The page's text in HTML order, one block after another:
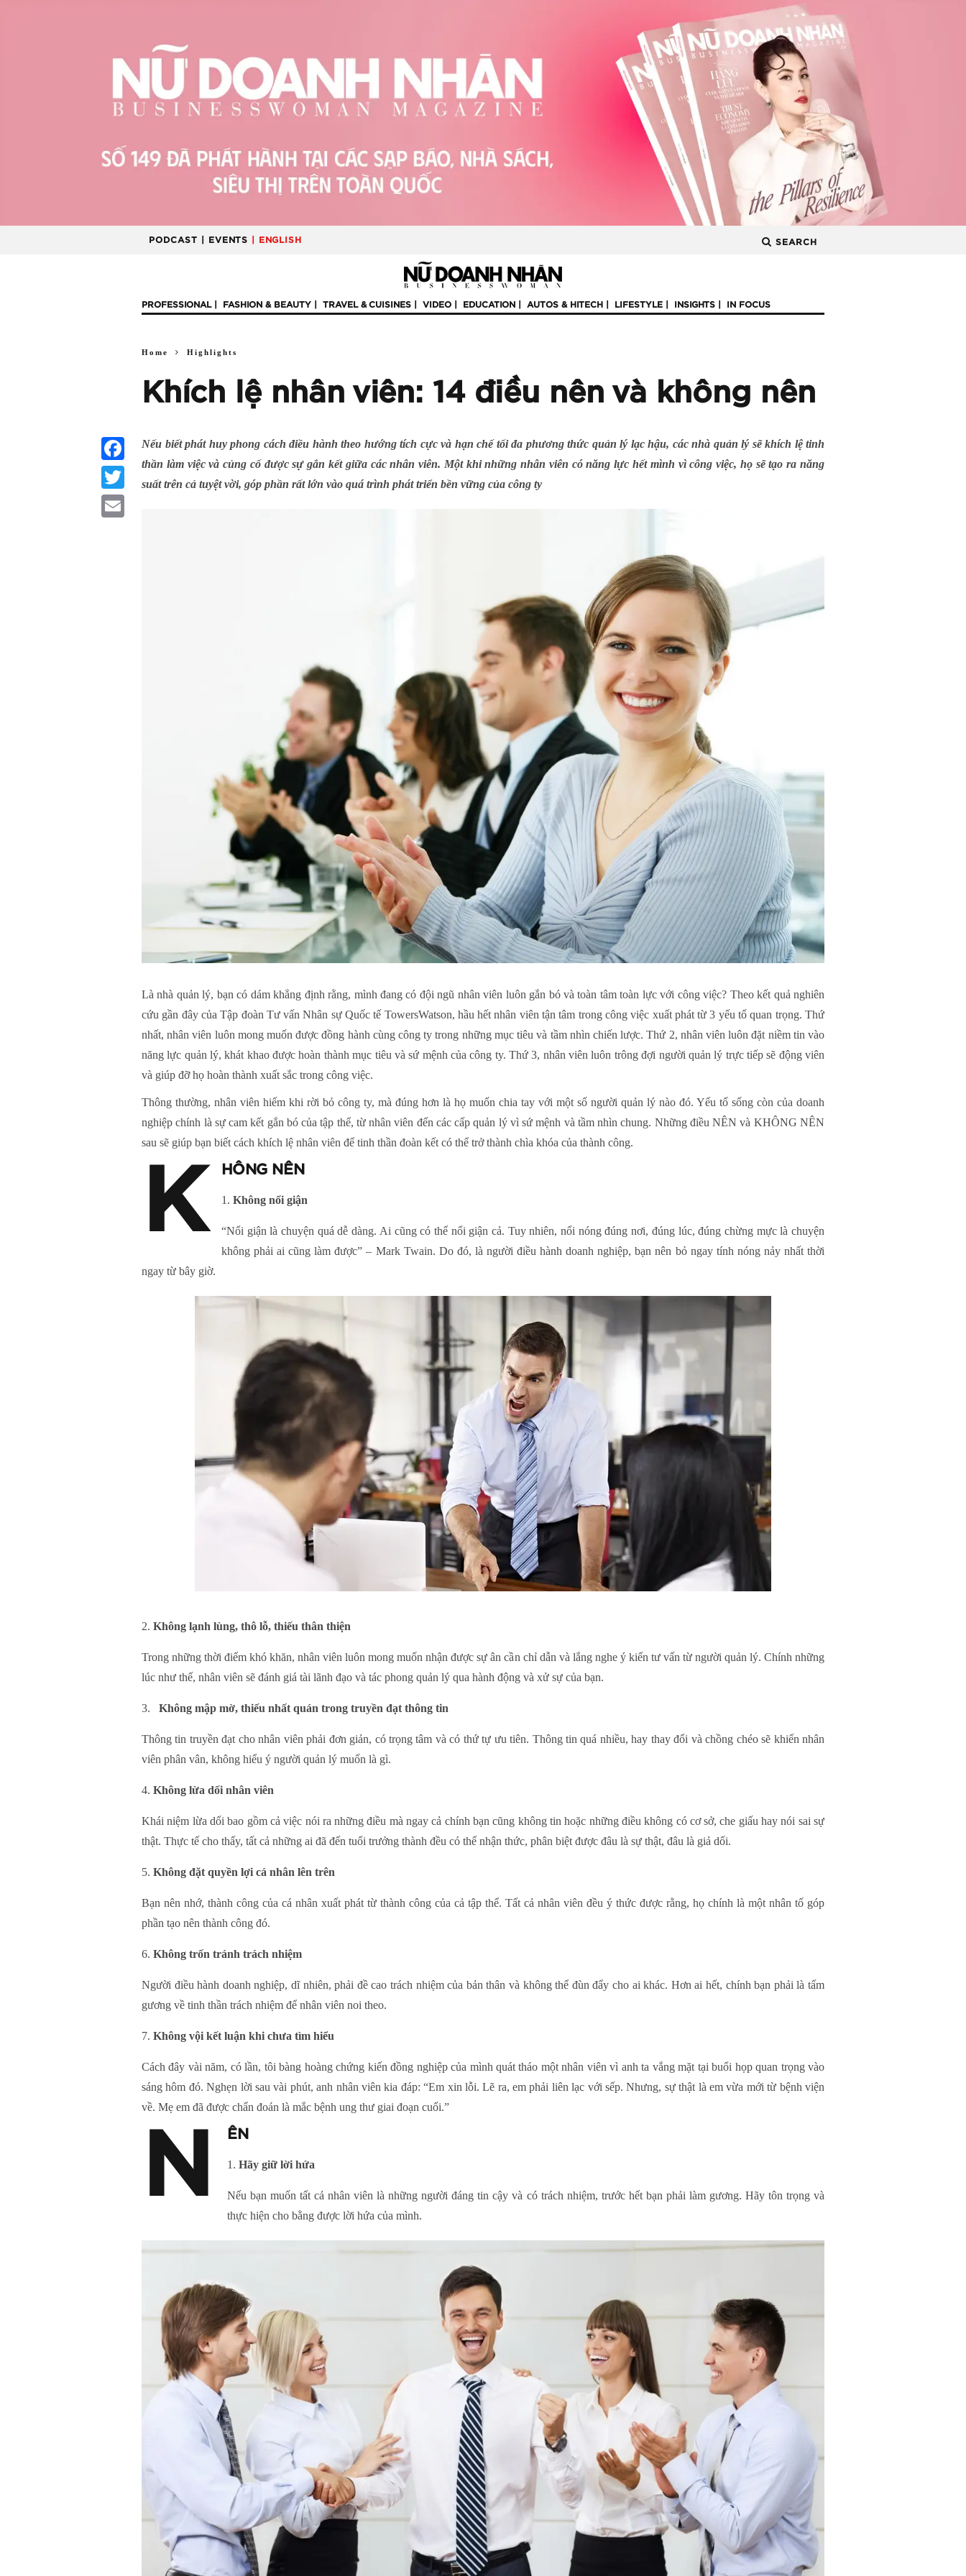
PODCAST | EVENTS | ENGLISH SEARCH
PROFESSIONAL FASHION & BEAUTY TRAVEL & CUISINES VIDEO EDUCATION AUTOS & HITECH LIFESTYLE INSIGHTS IN FOCUS
Home Highlights
Khích lệ nhân viên: 14 điều nên và không nên
Nếu biết phát huy phong cách điều hành theo hướng tích cực và hạn chế tối đa phương thức quản lý lạc hậu, các nhà quản lý sẽ khích lệ tinh
thần làm việc và củng cố được sự gắn kết giữa các nhân viên. Một khi những nhân viên có năng lực hết mình vì công việc, họ sẽ tạo ra năng
suất trên cả tuyệt vời, góp phần rất lớn vào quá trình phát triển bền vững của công ty
Là nhà quản lý, bạn có dám khẳng định rằng, mình đang có đội ngũ nhân viên luôn gắn bó và toàn tâm toàn lực với công việc? Theo kết quả nghiên
cứu gần đây của Tập đoàn Tư vấn Nhân sự Quốc tế TowersWatson, hầu hết nhân viên tận tâm trong công việc xuất phát từ 3 yếu tố quan trọng. Thứ
nhất, nhân viên luôn mong muốn được đồng hành cùng công ty trong những mục tiêu và tầm nhìn chiến lược. Thứ 2, nhân viên luôn đặt niềm tin vào
năng lực quản lý, khát khao được hoàn thành mục tiêu và sứ mệnh của công ty. Thứ 3, nhân viên luôn trông đợi người quản lý trực tiếp sẽ động viên
và giúp đỡ họ hoàn thành xuất sắc trong công việc.
Thông thường, nhân viên hiếm khi rời bỏ công ty, mà đúng hơn là họ muốn chia tay với một số người quản lý nào đó. Yếu tố sống còn của doanh
nghiệp chính là sự cam kết gắn bó của tập thể, từ nhân viên đến các cấp quản lý vì sứ mệnh và tầm nhìn chung. Những điều NÊN và KHÔNG NÊN
sau sẽ giúp bạn biết cách khích lệ nhân viên để tinh thần đoàn kết có thể trở thành chìa khóa của thành công.
K HÔNG NÊN
Không nổi giận
“Nổi giận là chuyện quá dễ dàng. Ai cũng có thể nổi giận cả. Tuy nhiên, nổi nóng đúng nơi, đúng lúc, đúng chừng mực là chuyện
không phải ai cũng làm được” – Mark Twain. Do đó, là người điều hành doanh nghiệp, bạn nên bỏ ngay tính nóng nảy nhất thời
ngay từ bây giờ.
Không lạnh lùng, thô lỗ, thiếu thân thiện
Trong những thời điểm khó khăn, nhân viên luôn mong muốn nhận được sự ân cần chỉ dẫn và lắng nghe ý kiến tư vấn từ người quản lý. Chính những
lúc như thế, nhân viên sẽ đánh giá tài lãnh đạo và tác phong quản lý qua hành động và xử sự của bạn.
Không mập mờ, thiếu nhất quán trong truyền đạt thông tin
Thông tin truyền đạt cho nhân viên phải đơn giản, có trọng tâm và có thứ tự ưu tiên. Thông tin quá nhiều, hay thay đổi và chồng chéo sẽ khiến nhân
viên phân vân, không hiểu ý người quản lý muốn là gì.
Không lừa dối nhân viên
Khái niệm lừa dối bao gồm cả việc nói ra những điều mà ngay cả chính bạn cũng không tin hoặc những điều không có cơ sở, che giấu hay nói sai sự
thật. Thực tế cho thấy, tất cả những ai đã đến tuổi trưởng thành đều có thể nhận thức, phân biệt được đâu là sự thật, đâu là giả dối.
Không đặt quyền lợi cá nhân lên trên
Bạn nên nhớ, thành công của cá nhân xuất phát từ thành công của cả tập thể. Tất cả nhân viên đều ý thức được rằng, họ chính là một nhân tố góp
phần tạo nên thành công đó.
Không trốn tránh trách nhiệm
Người điều hành doanh nghiệp, dĩ nhiên, phải đề cao trách nhiệm của bản thân và không thể đùn đẩy cho ai khác. Hơn ai hết, chính bạn phải là tấm
gương về tinh thần trách nhiệm để nhân viên noi theo.
Không vội kết luận khi chưa tìm hiểu
Cách đây vài năm, có lần, tôi bàng hoàng chứng kiến đồng nghiệp của mình quát tháo một nhân viên vì anh ta vắng mặt tại buổi họp quan trọng vào
sáng hôm đó. Nghẹn lời sau vài phút, anh nhân viên kia đáp: “Em xin lỗi. Lẽ ra, em phải liên lạc với sếp. Nhưng, sự thật là em vừa mới từ bệnh viện
về. Mẹ em đã được chẩn đoán là mắc bệnh ung thư giai đoạn cuối.”
N ÊN
Hãy giữ lời hứa
Nếu bạn muốn tất cả nhân viên là những người đáng tin cậy và có trách nhiệm, trước hết bạn phải làm gương. Hãy tôn trọng và
thực hiện cho bằng được lời hứa của mình.
Facebook
Twitter